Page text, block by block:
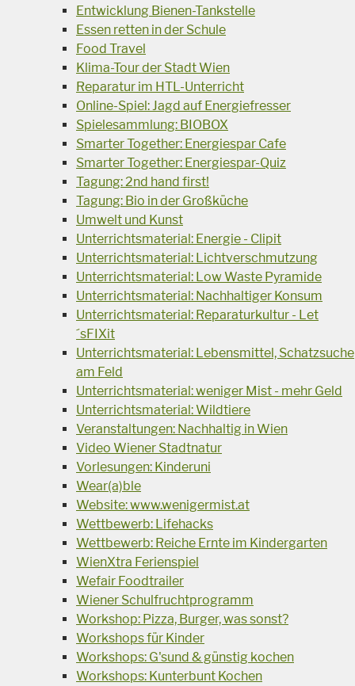
Entwicklung Bienen-Tankstelle
Essen retten in der Schule
Food Travel
Klima-Tour der Stadt Wien
Reparatur im HTL-Unterricht
Online-Spiel: Jagd auf Energiefresser
Spielesammlung: BIOBOX
Smarter Together: Energiespar Cafe
Smarter Together: Energiespar-Quiz
Tagung: 2nd hand first!
Tagung: Bio in der Großküche
Umwelt und Kunst
Unterrichtsmaterial: Energie - Clipit
Unterrichtsmaterial: Lichtverschmutzung
Unterrichtsmaterial: Low Waste Pyramide
Unterrichtsmaterial: Nachhaltiger Konsum
Unterrichtsmaterial: Reparaturkultur - Let
´sFIXit
Unterrichtsmaterial: Lebensmittel, Schatzsuche
am Feld
Unterrichtsmaterial: weniger Mist - mehr Geld
Unterrichtsmaterial: Wildtiere
Veranstaltungen: Nachhaltig in Wien
Video Wiener Stadtnatur
Vorlesungen: Kinderuni
Wear(a)ble
Website: www.wenigermist.at
Wettbewerb: Lifehacks
Wettbewerb: Reiche Ernte im Kindergarten
WienXtra Ferienspiel
Wefair Foodtrailer
Wiener Schulfruchtprogramm
Workshop: Pizza, Burger, was sonst?
Workshops für Kinder
Workshops: G'sund & günstig kochen
Workshops: Kunterbunt Kochen